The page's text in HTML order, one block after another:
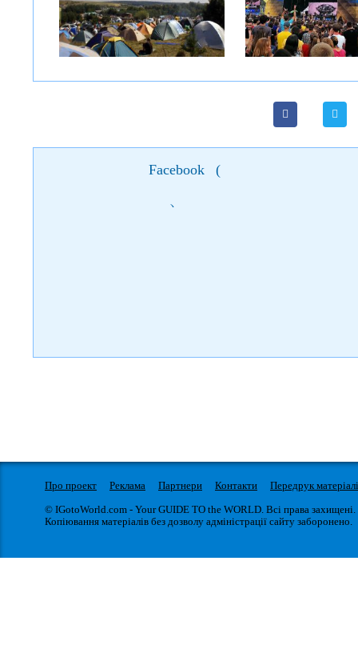
Facebook (
)
Про проект Реклама Партнери Контакти
Передрук
© IGotoWorld.com - Your GUIDE TO the WORLD. Всі права захищені.
Копіювання матеріалів без дозволу адміністрації сайту заборонено.